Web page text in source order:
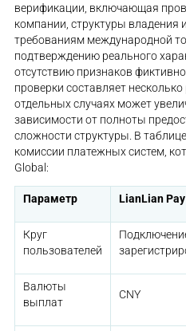
верификации, включающая
компании, структуры владения
требованиям международной
подтверждению реального
отсутствию признаков
проверки составляет
отдельных случаях может
зависимости от полноты
сложности структуры. В
комиссии платежных систем,
Global:
Параметр LianLian Pay
Круг
пользователей
Валюты
выплат
CNY